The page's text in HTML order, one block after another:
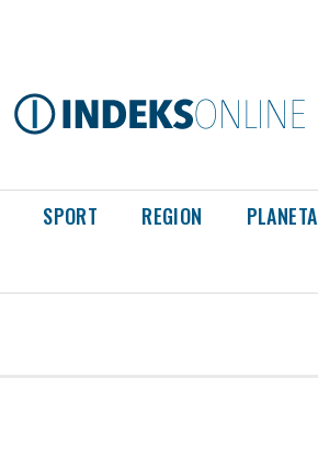
SPORT REGION PLANETA